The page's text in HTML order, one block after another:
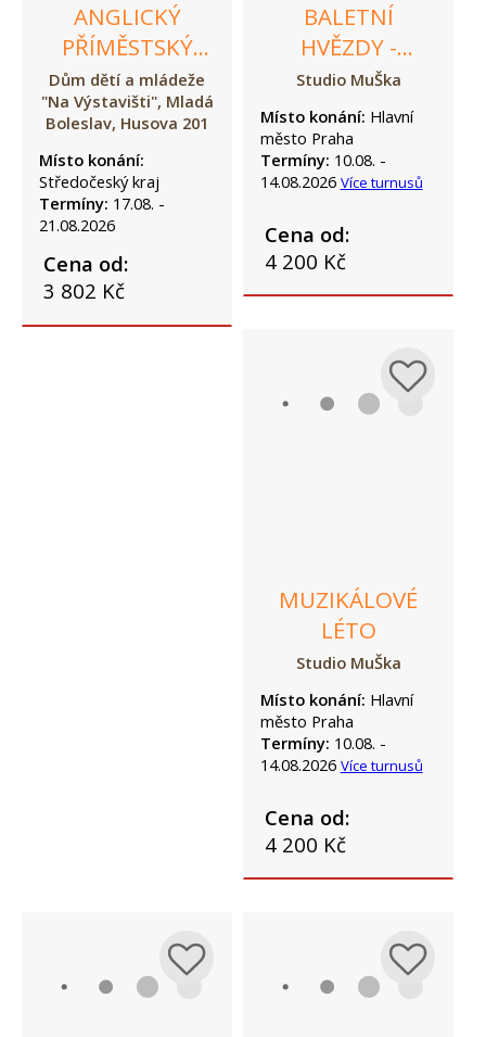
ANGLICKÝ
PŘÍMĚSTSKÝ
TÁBOR
Dům dětí a mládeže
"Na Výstavišti", Mladá
Boleslav, Husova 201
Místo konání:
Středočeský kraj
Termíny: 17.08. -
21.08.2026
Cena od:
3 802 Kč
BALETNÍ
HVĚZDY -
TANEČNÍ
PŘÍMĚSTSKÝ
TÁBOR
Studio MuŠka
Místo konání: Hlavní
město Praha
Termíny: 10.08. -
14.08.2026 Více turnusů
Cena od:
4 200 Kč
MUZIKÁLOVÉ
LÉTO
Studio MuŠka
Místo konání: Hlavní
město Praha
Termíny: 10.08. -
14.08.2026 Více turnusů
Cena od:
4 200 Kč